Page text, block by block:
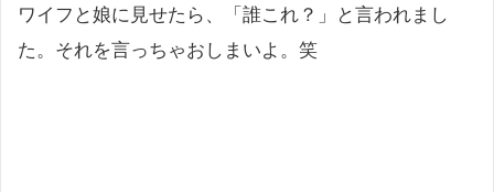
ワイフと娘に見せたら、「誰これ？」と言われまし
た。それを言っちゃおしまいよ。笑